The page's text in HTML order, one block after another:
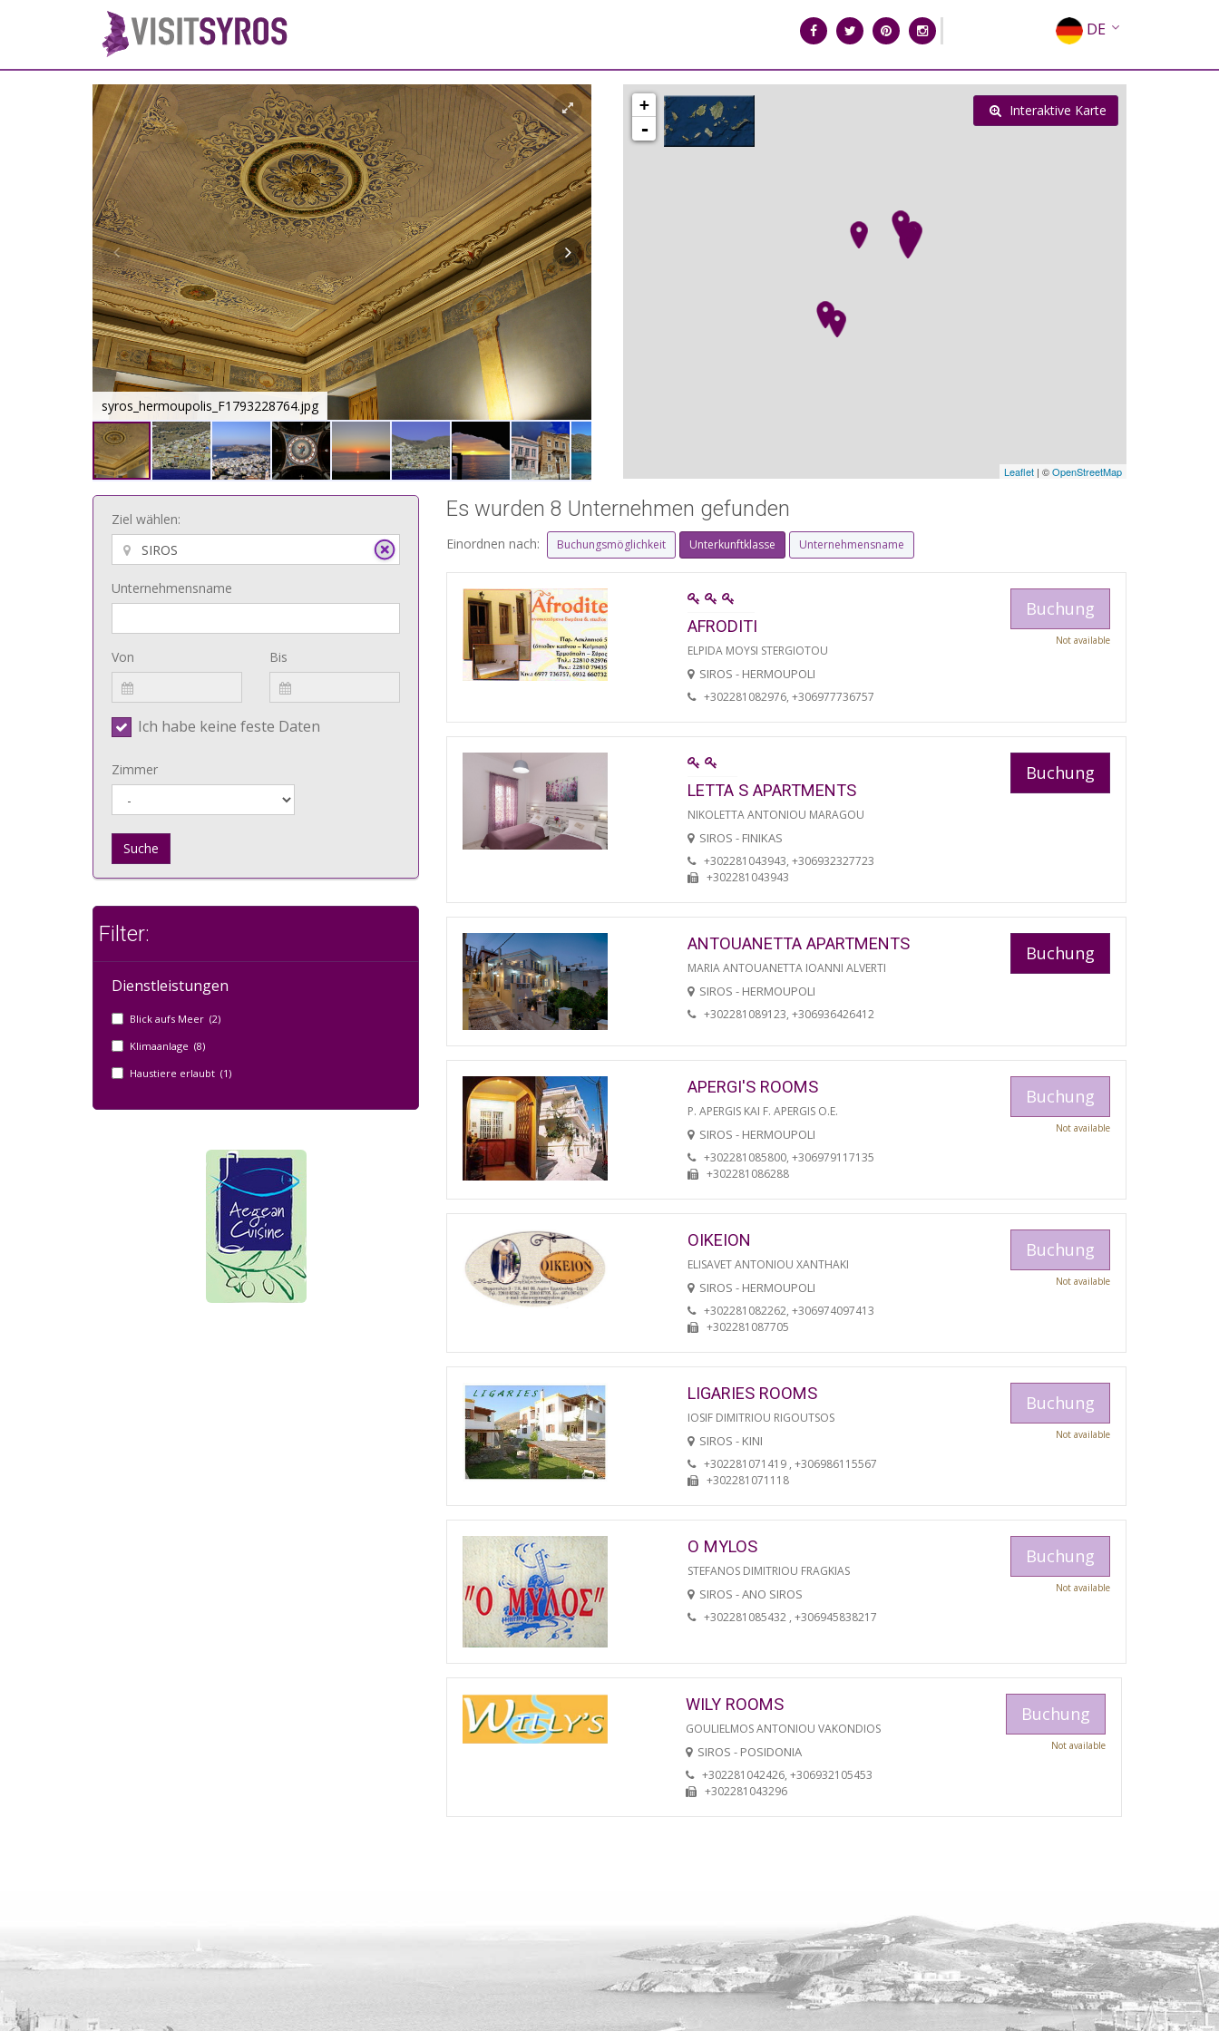
DE
EN
EL
syros_hermoupolis_F1793228764.jpg
+
-
Leaflet | ©OpenStreetMap
Interaktive Karte
Ziel wählen:
Unternehmensname
Von Bis
Ich habe keine feste Daten
Zimmer
Suche
Filter:
Dienstleistungen
Blick aufs Meer (2)
Klimaanlage (8)
Haustiere erlaubt (1)
Es wurden 8 Unternehmen gefunden
Einordnen nach: Buchungsmöglichkeit Unterkunftklasse Unternehmensname
AFRODITI
ELPIDA MOYSI STERGIOTOU
SIROS - HERMOUPOLI
+302281082976, +306977736757
Buchung
Not available
LETTA S APARTMENTS
NIKOLETTA ANTONIOU MARAGOU
SIROS - FINIKAS
+302281043943, +306932327723
+302281043943
Buchung
ANTOUANETTA APARTMENTS
MARIA ANTOUANETTA IOANNI ALVERTI
SIROS - HERMOUPOLI
+302281089123, +306936426412
Buchung
APERGI'S ROOMS
P. APERGIS KAI F. APERGIS O.E.
SIROS - HERMOUPOLI
+302281085800, +306979117135
+302281086288
Buchung
Not available
OIKEION
ELISAVET ANTONIOU XANTHAKI
SIROS - HERMOUPOLI
+302281082262, +306974097413
+302281087705
Buchung
Not available
LIGARIES ROOMS
IOSIF DIMITRIOU RIGOUTSOS
SIROS - KINI
+302281071419 , +306986115567
+302281071118
Buchung
Not available
O MYLOS
STEFANOS DIMITRIOU FRAGKIAS
SIROS - ANO SIROS
+302281085432 , +306945838217
Buchung
Not available
WILY ROOMS
GOULIELMOS ANTONIOU VAKONDIOS
SIROS - POSIDONIA
+302281042426, +306932105453
+302281043296
Buchung
Not available